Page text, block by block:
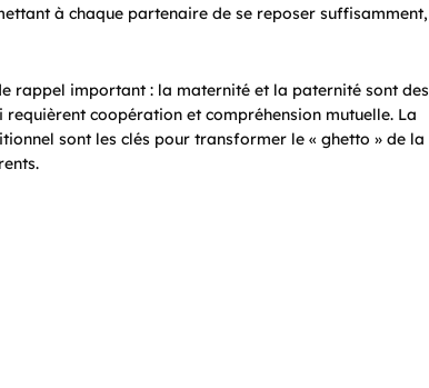
à chaque partenaire de se reposer suffisamment,
rappel important : la maternité et la paternité sont des
coopération et compréhension mutuelle. La
sont les clés pour transformer le « ghetto » de la